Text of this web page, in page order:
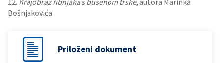
12. Krajobraz ribnjaka s busenom trske, autora Marinka
Bošnjakovića
Priloženi dokument